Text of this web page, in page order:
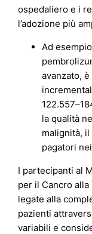
ospedaliero e i
l’adozione più
Ad
avanzato,
la qualità
malignità, il
pagatori
I partecipanti al
per il Cancro
legate alla
pazienti
variabili e